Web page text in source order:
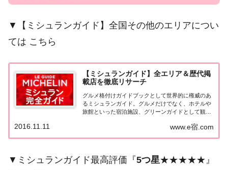
▼【ミシュランガイド】全国その他のエリアについ
ては こちら
【ミシュランガイド】全エリア＆歴代掲
載店を徹底リサーチ
グルメ格付けガイドブックとして世界的に権威のあ
るミシュランガイド。グルメだけでなく、ホテルや
旅館といった宿泊施設、グリーンガイドとして観光
本版としては、2007年11月20日に「ミシュランガイ
www.e宿.com
2016.11.11
▼ミシュランガイド最高評価『5つ星★★★★★』